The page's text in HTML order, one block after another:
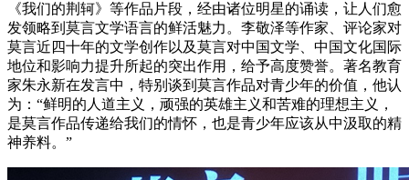
《我们的荆轲》等作品片段，经由诸位明星的诵读，让人们愈
发领略到莫言文学语言的鲜活魅力。李敬泽等作家、评论家对
莫言近四十年的文学创作以及莫言对中国文学、中国文化国际
地位和影响力提升所起的突出作用，给予高度赞誉。著名教育
家朱永新在发言中，特别谈到莫言作品对青少年的价值，他认
为：“鲜明的人道主义，顽强的英雄主义和苦难的理想主义，
是莫言作品传递给我们的情怀，也是青少年应该从中汲取的精
神养料。”